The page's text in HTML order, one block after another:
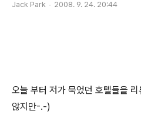
Jack Park 2008. 9. 24. 20:44
오늘 부터 저가 묵었던 호텔들을
않지만-.-)